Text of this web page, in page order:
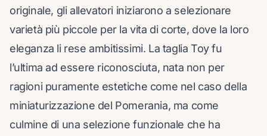
originale, gli allevatori iniziarono a selezionare
varietà più piccole per la vita di corte, dove la loro
eleganza li rese ambitissimi. La taglia Toy fu
l’ultima ad essere riconosciuta, nata non per
ragioni puramente estetiche come nel caso della
miniaturizzazione del Pomerania, ma come
culmine di una selezione funzionale che ha